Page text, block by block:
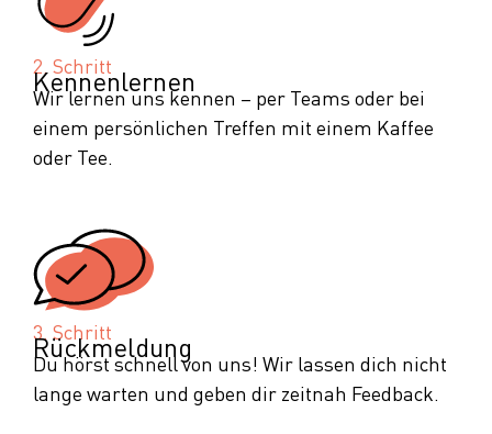
2. Schritt
Kennenlernen
Wir lernen uns kennen – per Teams oder bei
einem persönlichen Treffen mit einem Kaffee
oder Tee.
3. Schritt
Rückmeldung
Du hörst schnell von uns! Wir lassen dich nicht
lange warten und geben dir zeitnah Feedback.